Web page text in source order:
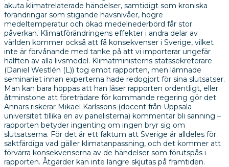
akuta klimatrelaterade händelser, samtidigt som kroniska
förändringar som stigande havsnivåer, högre
medeltemperatur och ökad medelnederbörd får stor
påverkan. Klimatförändringens effekter i andra delar av
världen kommer också att få konsekvenser i Sverige, vilket
inte är förvånande med tanke på att vi importerar ungefär
hälften av alla livsmedel. Klimatministerns statssekreterare
(Daniel Westlén (L)) tog emot rapporten, men lämnade
seminariet innan experterna hade redogjort för sina slutsatser.
Man kan bara hoppas att han läser rapporten ordentligt, eller
åtminstone att företrädare för kommande regering gör det.
Annars riskerar Mikael Karlssons (docent från Uppsala
universitet tillika en av panelisterna) kommentar bli sanning –
rapporten betyder ingenting om ingen bryr sig om
slutsatserna. För det är ett faktum att Sverige är alldeles för
saktfärdiga vad gäller klimatanpassning, och det kommer att
förvärra konsekvenserna av de händelser som förutspås i
rapporten. Åtgärder kan inte längre skjutas på framtiden.